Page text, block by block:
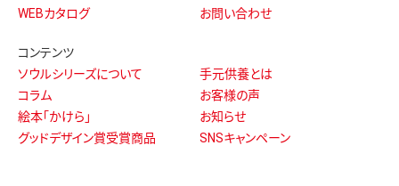
WEBカタログ
お問い合わせ
コンテンツ
ソウルシリーズについて
手元供養とは
コラム
お客様の声
絵本「かけら」
お知らせ
グッドデザイン賞受賞商品
SNSキャンペーン